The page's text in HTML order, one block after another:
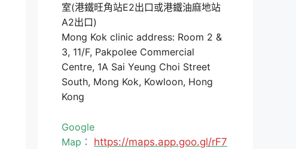
室(港鐵旺角站E2出口或港鐵油麻地站
A2出口)
Mong Kok clinic address: Room 2 &
3, 11/F, Pakpolee Commercial
Centre, 1A Sai Yeung Choi Street
South, Mong Kok, Kowloon, Hong
Kong
Google
Map： https://maps.app.goo.gl/rF7